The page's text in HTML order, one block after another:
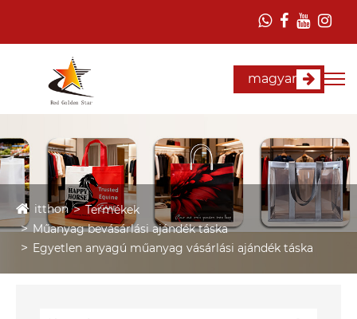
magyar
itthon
Termékek
Műanyag bevásárlási ajándék táska
Egyetlen anyagú műanyag vásárlási ajándék táska